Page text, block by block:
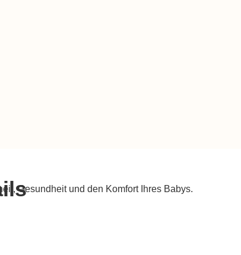
Gesundheit und den Komfort Ihres Babys.